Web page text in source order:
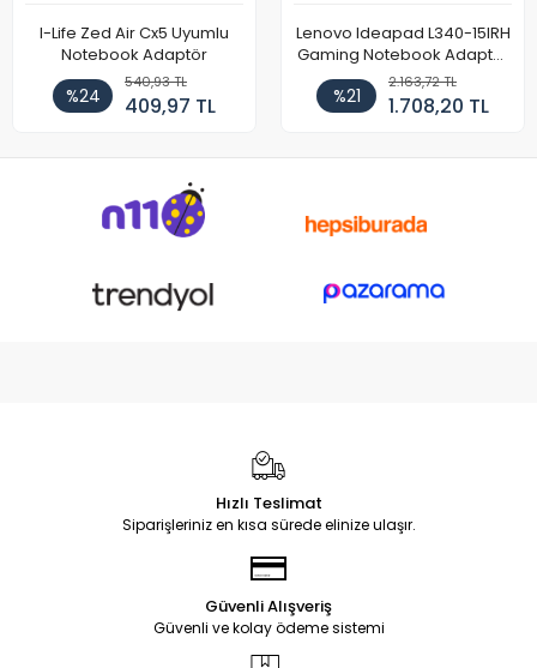
I-Life Zed Air Cx5 Uyumlu
Notebook Adaptör
%24
540,93 TL
409,97 TL
Lenovo Ideapad L340-15IRH
Gaming Notebook Adaptör
Cihazı Şarj Aleti (150W)
%21
2.163,72 TL
1.708,20 TL
Hızlı Teslimat
Siparişleriniz en kısa sürede elinize ulaşır.
Güvenli Alışveriş
Güvenli ve kolay ödeme sistemi